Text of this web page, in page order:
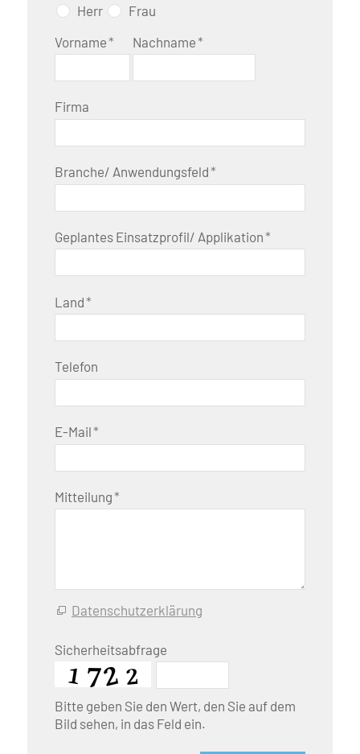
Herr
Frau
Vorname* Nachname*
Firma
Branche/ Anwendungsfeld*
Geplantes Einsatzprofil/ Applikation*
Land*
Telefon
E-Mail*
Mitteilung*
Datenschutzerklärung
Sicherheitsabfrage
Bitte geben Sie den Wert, den Sie auf dem
Bild sehen, in das Feld ein.